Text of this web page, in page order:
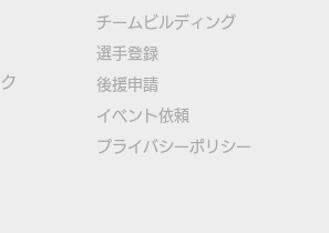
海道オープン2021の参加
付は6月24日午前0時から
​チームビルディング
選手登録​
​後援申請
​イベント依頼
プライバシーポリシー